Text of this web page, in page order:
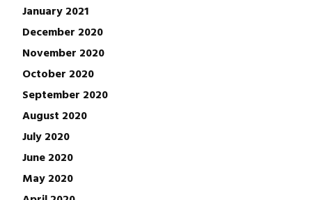
January 2021
December 2020
November 2020
October 2020
September 2020
August 2020
July 2020
June 2020
May 2020